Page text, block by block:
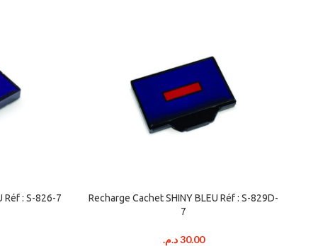
Réf : S-826-7
Recharge Cachet SHINY BLEU Réf : S-829D-
7
30.00د.م.